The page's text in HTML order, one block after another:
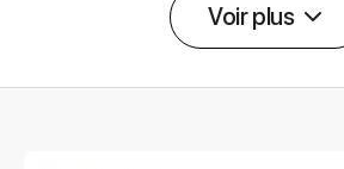
Voir plus